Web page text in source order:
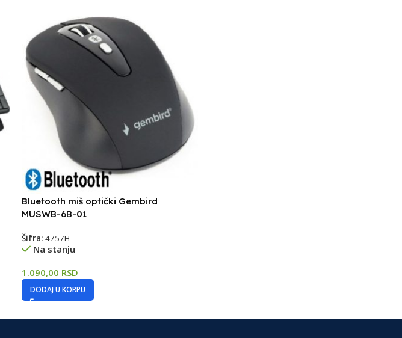
Bluetooth miš optički Gembird
MUSWB-6B-01
Šifra: 4757H
Na stanju
1.090,00 RSD
DODAJ U KORPU